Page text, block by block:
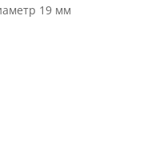
19 мм